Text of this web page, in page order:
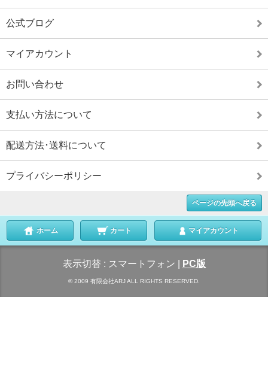
公式ブログ
マイアカウント
お問い合わせ
支払い方法について
配送方法･送料について
プライバシーポリシー
ページの先頭へ戻る
ホーム カート マイアカウント
表示切替 : スマートフォン PC版
© 2009 有限会社ARJ ALL RIGHTS RESERVED.